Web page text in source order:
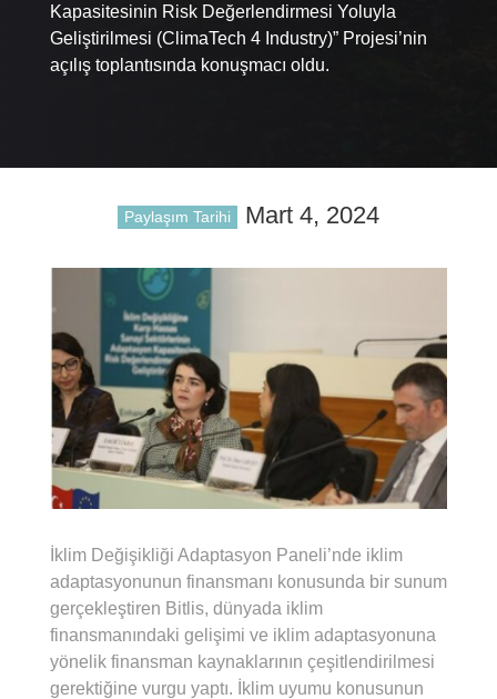
Kapasitesinin Risk Değerlendirmesi Yoluyla
Geliştirilmesi (ClimaTech 4 Industry)” Projesi’nin
açılış toplantısında konuşmacı oldu.
Paylaşım Tarihi Mart 4, 2024
İklim Değişikliği Adaptasyon Paneli’nde iklim
adaptasyonunun finansmanı konusunda bir sunum
gerçekleştiren Bitlis, dünyada iklim
finansmanındaki gelişimi ve iklim adaptasyonuna
yönelik finansman kaynaklarının çeşitlendirilmesi
gerektiğine vurgu yaptı. İklim uyumu konusunun